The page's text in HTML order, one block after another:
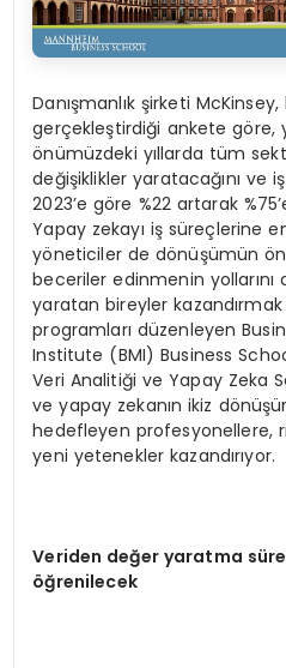
Danışmanlık şirketi
gerçekleştirdiği ankete göre,
önümüzdeki yıllarda tüm
değişiklikler yaratacağını ve
2023’e göre %22 artarak
Yapay zekayı iş süreçlerine
yöneticiler de dönüşümün
beceriler edinmenin yollarını
yaratan bireyler
programları düzenleyen
Institute (BMI) Business
Veri Analitiği ve Yapay Zeka
ve yapay zekanın ikiz
hedefleyen profesyonellere,
yeni yetenekler kazandırıyor.
Veriden değer yaratma
öğrenilecek